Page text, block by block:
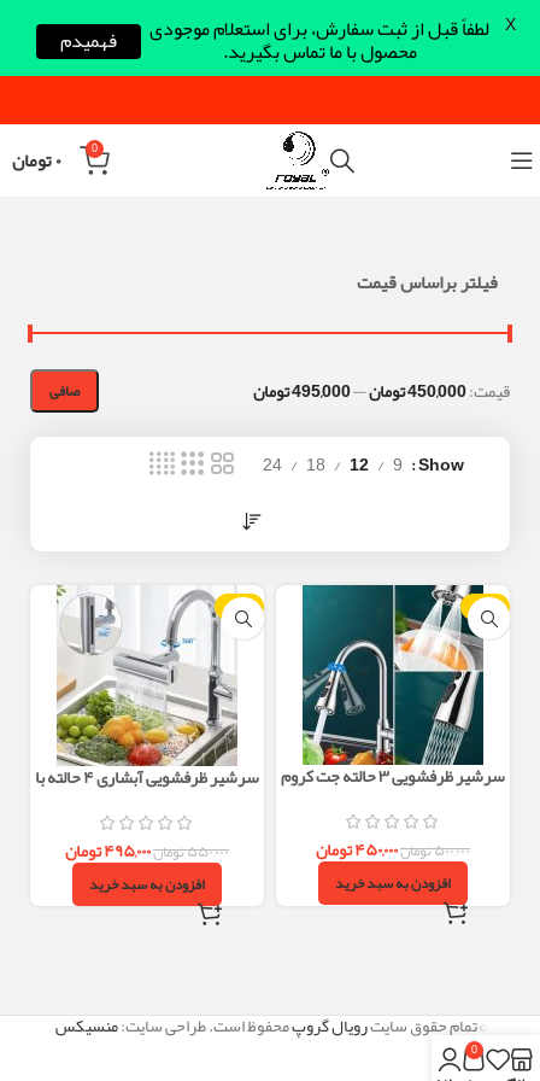
0 ۰تومان
فیلتر براساس قیمت
صافی قيمت:450,000 تومان —495,000 تومان
Show
9
12
18
24
-10%
سرشیر ظرفشویی ۳ حالته جت کروم
۵۰۰,۰۰۰تومان۴۵۰,۰۰۰تومان
افزودن به سبد خرید
-10%
سرشیر ظرفشویی آبشاری ۴ حالته با
۵۵۰,۰۰۰تومان۴۹۵,۰۰۰تومان
افزودن به سبد خرید
©تمام حقوق سایترویال گروپمحفوظ است. طراحی سایت:منسیکس
لطفاً قبل از ثبت سفارش، برای استعلام موجودی
محصول با ما تماس بگیرید. فهمیدم X
0